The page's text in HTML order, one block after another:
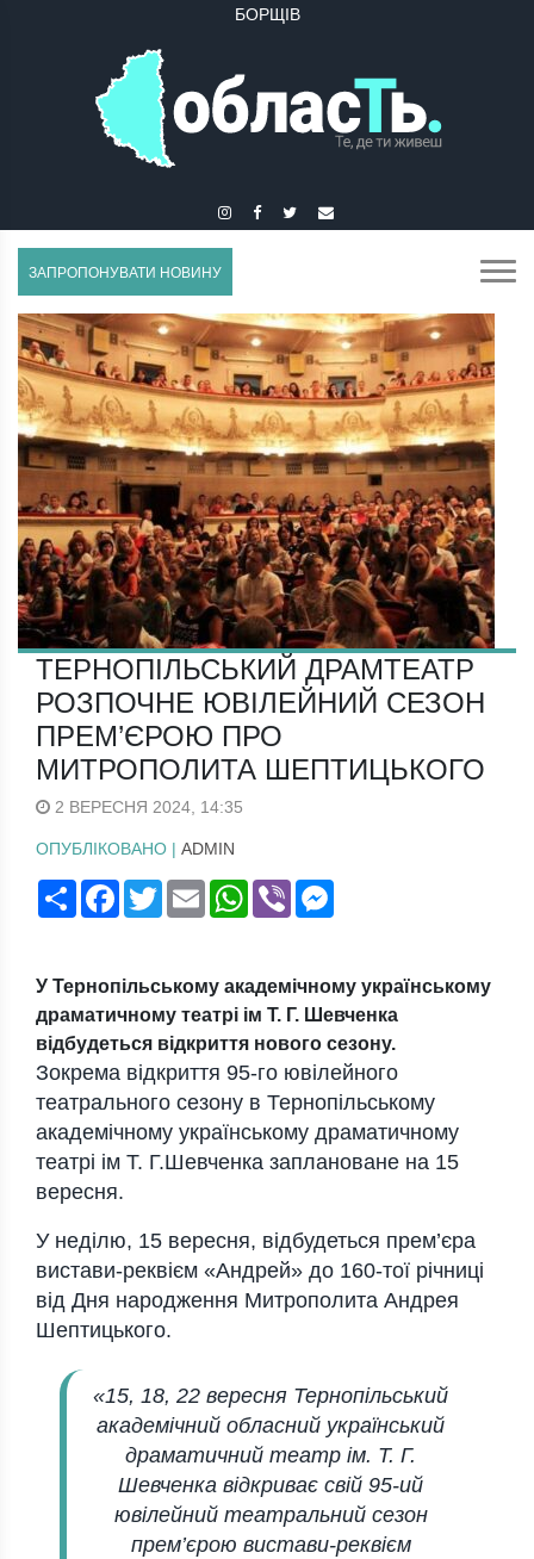
БУЧАЧ
ЗАПРОПОНУВАТИ НОВИНУ
ТЕРНОПІЛЬСЬКИЙ ДРАМТЕАТР
РОЗПОЧНЕ ЮВІЛЕЙНИЙ СЕЗОН
ПРЕМ’ЄРОЮ ПРО
МИТРОПОЛИТА ШЕПТИЦЬКОГО
2 ВЕРЕСНЯ 2024, 14:35
ОПУБЛІКОВАНО | ADMIN
ПоширитиFacebook
TwitterEmail WhatsApp
Viber
У Тернопільському академічному українському
драматичному театрі ім Т. Г. Шевченка
відбудеться відкриття нового сезону.
Зокрема відкриття 95-го ювілейного
театрального сезону в Тернопільському
академічному українському драматичному
театрі ім Т. Г.Шевченка заплановане на 15
вересня.
У неділю, 15 вересня, відбудеться прем’єра
вистави-реквієм «Андрей» до 160-тої річниці
від Дня народження Митрополита Андрея
Шептицького.
«15, 18, 22 вересня Тернопільський
академічний обласний український
драматичний театр ім. Т. Г.
Шевченка відкриває свій 95-ий
ювілейний театральний сезон
прем’єрою вистави-реквієм